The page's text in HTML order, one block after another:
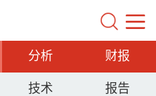
分析 财报
技术 报告